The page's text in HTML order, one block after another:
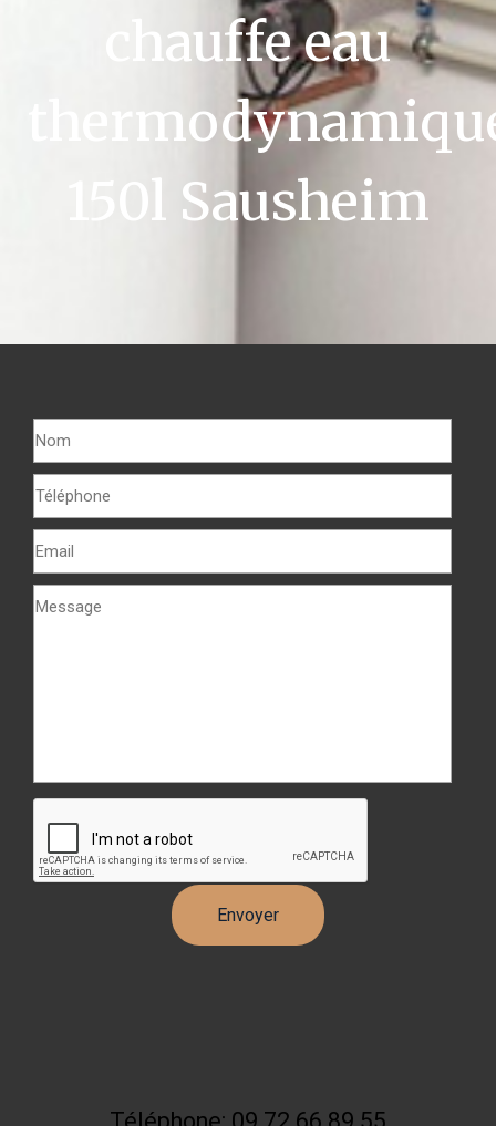
chauffe eau
150l Sausheim
Téléphone: 09 72 66 89 55